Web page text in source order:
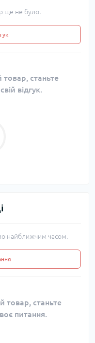
ще не було.
товар, станьте
відгук.
найближчим часом.
товар, станьте
питання.